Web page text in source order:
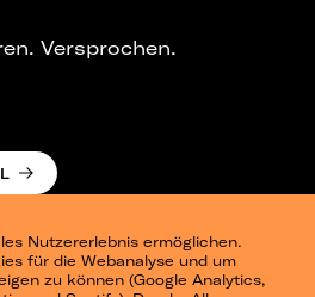
Nutzererlebnis ermöglichen.
für die Webanalyse und um
zu können (Google Analytics,
Versprochen.